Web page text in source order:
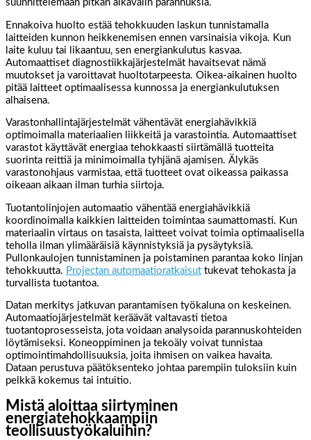
suunnittelemaan pitkän aikavälin parannuksia.
Ennakoiva huolto estää tehokkuuden laskun tunnistamalla
laitteiden kunnon heikkenemisen ennen varsinaisia vikoja. Kun
laite kuluu tai likaantuu, sen energiankulutus kasvaa.
Automaattiset diagnostiikkajärjestelmät havaitsevat nämä
muutokset ja varoittavat huoltotarpeesta. Oikea-aikainen huolto
pitää laitteet optimaalisessa kunnossa ja energiankulutuksen
alhaisena.
Varastonhallintajärjestelmät vähentävät energiahävikkiä
optimoimalla materiaalien liikkeitä ja varastointia. Automaattiset
varastot käyttävät energiaa tehokkaasti siirtämällä tuotteita
suorinta reittiä ja minimoimalla tyhjänä ajamisen. Älykäs
varastonohjaus varmistaa, että tuotteet ovat oikeassa paikassa
oikeaan aikaan ilman turhia siirtoja.
Tuotantolinjojen automaatio vähentää energiahävikkiä
koordinoimalla kaikkien laitteiden toimintaa saumattomasti. Kun
materiaalin virtaus on tasaista, laitteet voivat toimia optimaalisella
teholla ilman ylimääräisiä käynnistyksiä ja pysäytyksiä.
Pullonkaulojen tunnistaminen ja poistaminen parantaa koko linjan
tehokkuutta. Projectan automaatioratkaisut tukevat tehokasta ja
turvallista tuotantoa.
Datan merkitys jatkuvan parantamisen työkaluna on keskeinen.
Automaatiojärjestelmät keräävät valtavasti tietoa
tuotantoprosesseista, jota voidaan analysoida parannuskohteiden
löytämiseksi. Koneoppiminen ja tekoäly voivat tunnistaa
optimointimahdollisuuksia, joita ihmisen on vaikea havaita.
Dataan perustuva päätöksenteko johtaa parempiin tuloksiin kuin
pelkkä kokemus tai intuitio.
Mistä aloittaa siirtyminen
energiatehokkaampiin
teollisuustyökaluihin?